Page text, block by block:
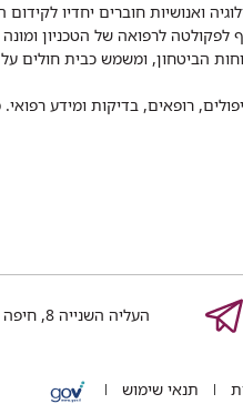
ואנושיות חוברים יחדיו לקידום
רופאים, בדיקות ומידע
העליה השנייה 8, חיפה
תנאי שימוש